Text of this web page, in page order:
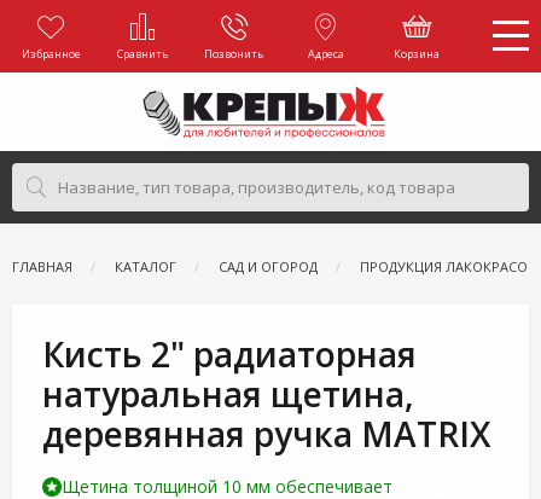
Избранное Сравнить Позвонить Адреса Корзина
ГЛАВНАЯ КАТАЛОГ САД И ОГОРОД ПРОДУКЦИЯ
Кисть 2" радиаторная
натуральная щетина,
деревянная ручка MATRIX
Щетина толщиной 10 мм обеспечивает